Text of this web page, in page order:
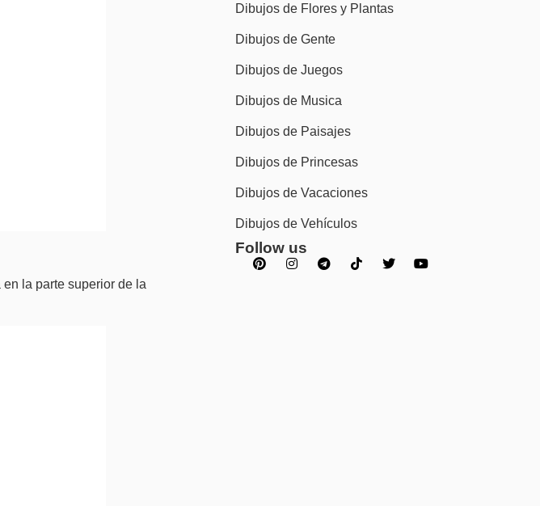
la parte superior de la
Dibujos de Flores y Plantas
Dibujos de Gente
Dibujos de Juegos
Dibujos de Musica
Dibujos de Paisajes
Dibujos de Princesas
Dibujos de Vacaciones
Dibujos de Vehículos
Follow us